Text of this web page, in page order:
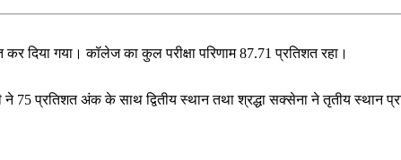
कर दिया गया। कॉलेज का कुल परीक्षा परिणाम 87.71 प्रतिशत रहा।
75 प्रतिशत अंक के साथ द्वितीय स्थान तथा श्रद्धा सक्सेना ने तृतीय स्थान